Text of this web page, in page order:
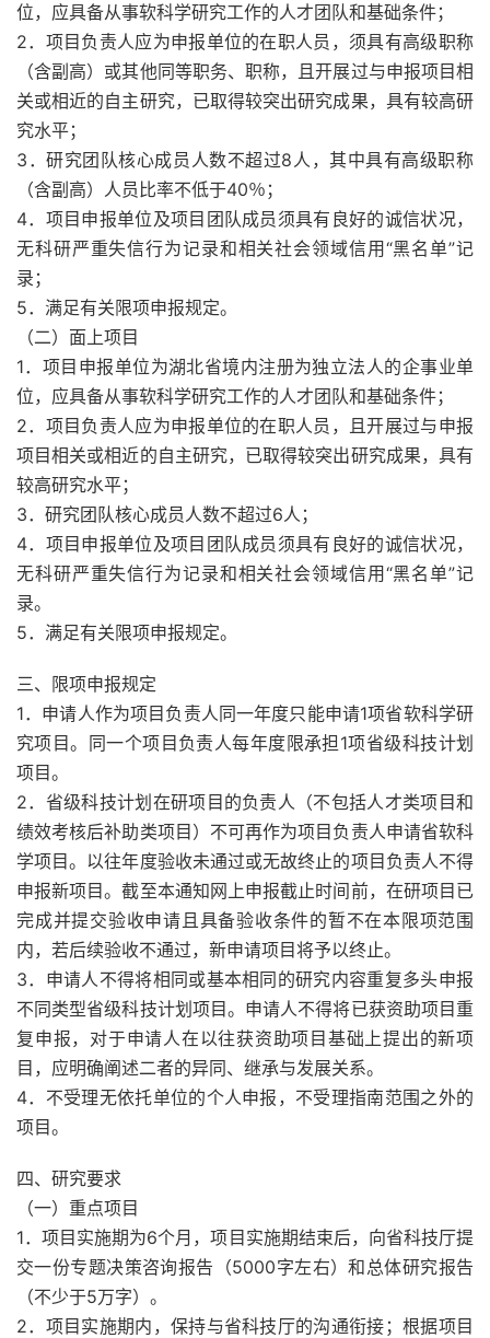
位，应具备从事软科学研究工作的人才团队和基础条件；
2．项目负责人应为申报单位的在职人员，须具有高级职称
（含副高）或其他同等职务、职称，且开展过与申报项目相
关或相近的自主研究，已取得较突出研究成果，具有较高研
究水平；
3．研究团队核心成员人数不超过8人，其中具有高级职称
（含副高）人员比率不低于40％；
4．项目申报单位及项目团队成员须具有良好的诚信状况，
无科研严重失信行为记录和相关社会领域信用“黑名单”记
录；
5．满足有关限项申报规定。
（二）面上项目
1．项目申报单位为湖北省境内注册为独立法人的企事业单
位，应具备从事软科学研究工作的人才团队和基础条件；
2．项目负责人应为申报单位的在职人员，且开展过与申报
项目相关或相近的自主研究，已取得较突出研究成果，具有
较高研究水平；
3．研究团队核心成员人数不超过6人；
4．项目申报单位及项目团队成员须具有良好的诚信状况，
无科研严重失信行为记录和相关社会领域信用“黑名单”记
录。
5．满足有关限项申报规定。
三、限项申报规定
1．申请人作为项目负责人同一年度只能申请1项省软科学研
究项目。同一个项目负责人每年度限承担1项省级科技计划
项目。
2．省级科技计划在研项目的负责人（不包括人才类项目和
绩效考核后补助类项目）不可再作为项目负责人申请省软科
学项目。以往年度验收未通过或无故终止的项目负责人不得
申报新项目。截至本通知网上申报截止时间前，在研项目已
完成并提交验收申请且具备验收条件的暂不在本限项范围
内，若后续验收不通过，新申请项目将予以终止。
3．申请人不得将相同或基本相同的研究内容重复多头申报
不同类型省级科技计划项目。申请人不得将已获资助项目重
复申报，对于申请人在以往获资助项目基础上提出的新项
目，应明确阐述二者的异同、继承与发展关系。
4．不受理无依托单位的个人申报，不受理指南范围之外的
项目。
四、研究要求
（一）重点项目
1．项目实施期为6个月，项目实施期结束后，向省科技厅提
交一份专题决策咨询报告（5000字左右）和总体研究报告
（不少于5万字）。
2．项目实施期内，保持与省科技厅的沟通衔接；根据项目